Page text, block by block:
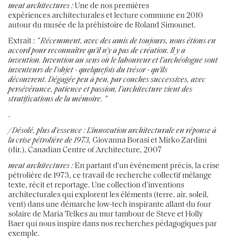
meat architectures: Une de nos premières
expériences architecturales et lecture commune en 2010
autour du musée de la préhistoire de Roland Simounet.
Extrait : " Récemment, avec des amis de toujours, nous étions en
accord pour reconnaître qu'il n'y a pas de création. Il y a
invention. Invention au sens où le laboureur et l'archéologue sont
inventeurs de l'objet - quelquefois du trésor - qu'ils
découvrent. Dégagée peu à peu, par couches successives, avec
persévérance, patience et passion, l'architecture vient des
stratifications de la mémoire. "
.
/Désolé, plus d'essence : L'innovation architecturale en réponse à
la crise pétrolière de 1973, Giovanna Borasi et Mirko Zardini
(dir.), Canadian Centre of Architecture, 2007
meat architectures: En partant d'un événement précis, la crise
pétrolière de 1973, ce travail de recherche collectif mélange
texte, récit et reportage. Une collection d'inventions
architecturales qui explorent les éléments (terre, air, soleil,
vent) dans une démarche low-tech inspirante allant du four
solaire de Maria Telkes au mur tambour de Steve et Holly
Baer qui nous inspire dans nos recherches pédagogiques par
exemple.